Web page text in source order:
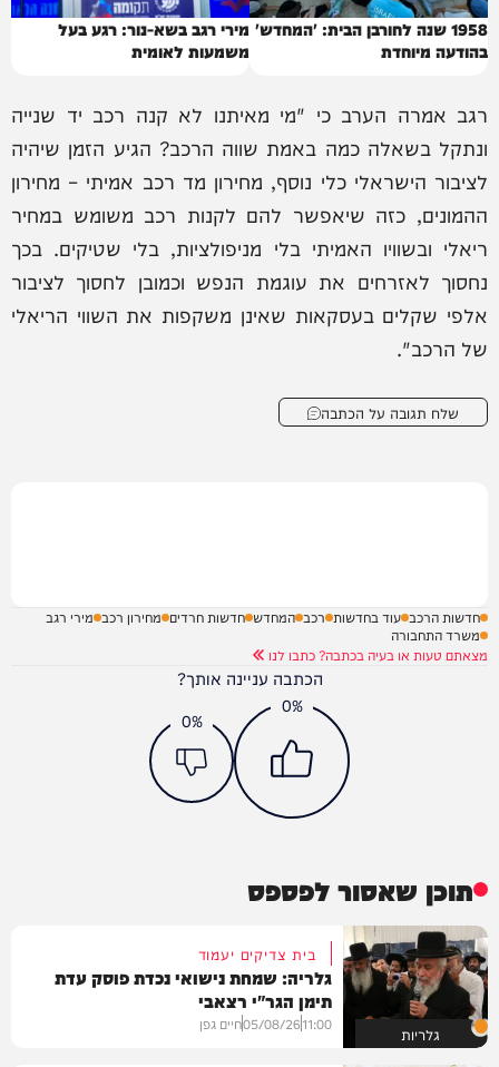
1958 שנה לחורבן הבית: 'המחדש'
בהודעה מיוחדת
מירי רגב בשא-נור: רגע בעל
משמעות לאומית
רגב אמרה הערב כי "מי מאיתנו לא קנה רכב יד שנייה
ונתקל בשאלה כמה באמת שווה הרכב? הגיע הזמן שיהיה
לציבור הישראלי כלי נוסף, מחירון מד רכב אמיתי – מחירון
ההמונים, כזה שיאפשר להם לקנות רכב משומש במחיר
ריאלי ובשוויו האמיתי בלי מניפולציות, בלי שטיקים. בכך
נחסוך לאזרחים את עוגמת הנפש וכמובן לחסוך לציבור
אלפי שקלים בעסקאות שאינן משקפות את השווי הריאלי
של הרכב".
שלח תגובה על הכתבה
חדשות הרכב עוד בחדשות רכב המחדש חדשות חרדים מחירון רכב מירי רגב
משרד התחבורה
מצאתם טעות או בעיה בכתבה? כתבו לנו
הכתבה עניינה אותך?
0%
0%
תוכן שאסור לפספס
גלריות
בית צדיקים יעמוד
גלריה: שמחת נישואי נכדת פוסק עדת
תימן הגר"י רצאבי
11:00
05/08/26חיים גפן